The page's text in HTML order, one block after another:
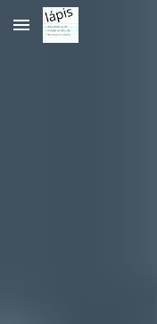
Skip to main content